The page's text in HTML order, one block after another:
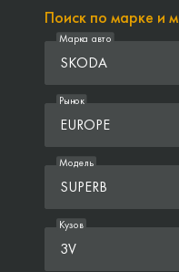
Поиск по марке и
SKODA
Марка авто
EUROPE
Рынок
SUPERB
Модель
3V
Кузов